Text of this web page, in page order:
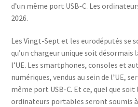
d’un même port USB-C. Les
2026.
Les Vingt-Sept et les eurodéputés se
qu’un chargeur unique soit désormais
l’UE. Les smartphones, consoles et
numériques, vendus au sein de l’UE,
même port USB-C. Et ce, quel que
ordinateurs portables seront soumis